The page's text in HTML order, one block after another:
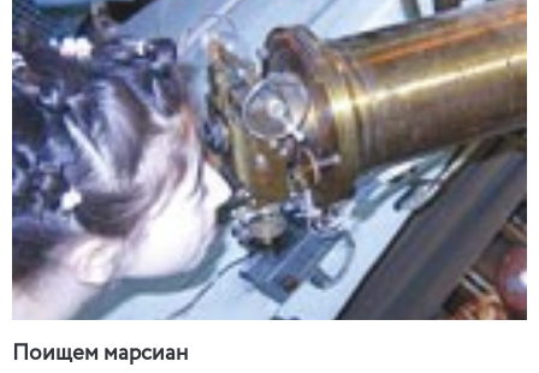
Поищем марсиан